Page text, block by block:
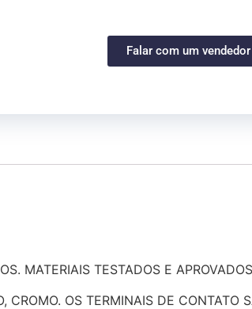
Falar com um vendedor
MATERIAIS TESTADOS E
CROMO. OS TERMINAIS DE CONTATO